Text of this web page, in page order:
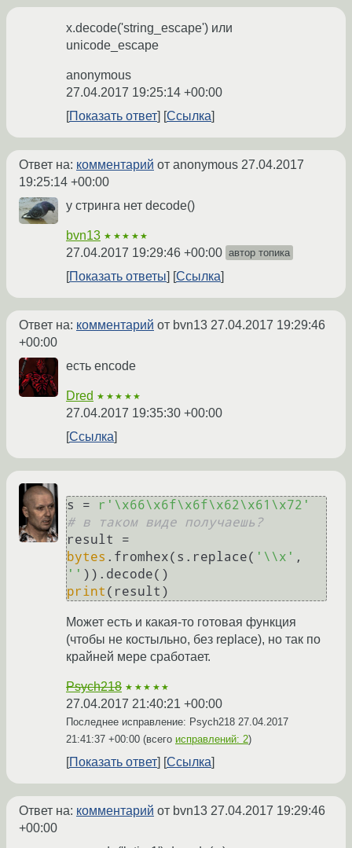
x.decode('string_escape') или
unicode_escape
anonymous
27.04.2017 19:25:14 +00:00
Показать ответ
Ссылка
Ответ на: комментарий от anonymous 27.04.2017
19:25:14 +00:00
у стринга нет decode()
bvn13 ★★★★★
27.04.2017 19:29:46 +00:00 автор топика
Показать ответы Ссылка
Ответ на: комментарий от bvn13 27.04.2017 19:29:46
+00:00
есть encode
Dred ★★★★★
27.04.2017 19:35:30 +00:00
Ссылка
s =
r'\x66\x6f\x6f\x62\x61\x72'
# в таком виде получаешь?
bytes .fromhex(s.replace( '\\x'
''
print
Может есть и какая-то готовая функция
(чтобы не костыльно, без replace), но так по
крайней мере сработает.
Psych218 ★★★★★
27.04.2017 21:40:21 +00:00
Последнее исправление: Psych218 27.04.2017
21:41:37 +00:00 (всего исправлений: 2)
Показать ответ Ссылка
Ответ на: комментарий от bvn13 27.04.2017 19:29:46
+00:00